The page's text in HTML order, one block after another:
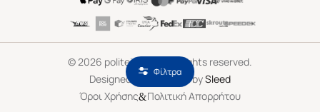
Φίλτρα
©2026 politeianet.gr All rights reserved.
Designed & Developed bySleed
Όροι Χρήσης&Πολιτική Απορρήτου